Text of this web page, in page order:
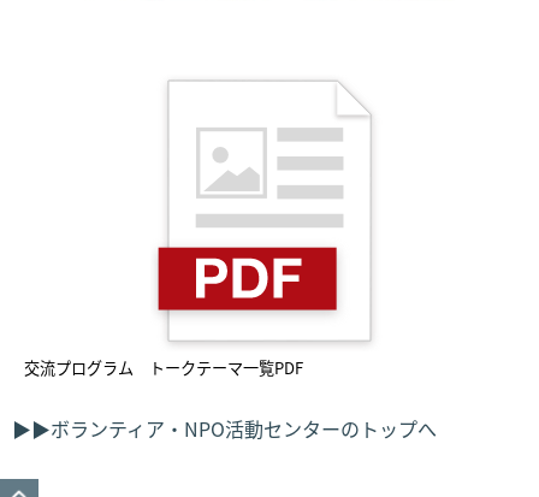
交流プログラム トークテーマ一覧PDF
▶▶ボランティア・NPO活動センターのトップへ